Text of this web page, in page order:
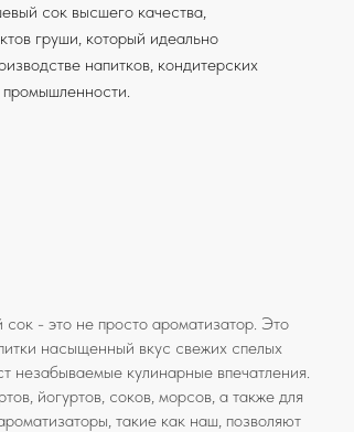
сок высшего качества,
груши, который идеально
напитков, кондитерских
- это не просто ароматизатор. Это
насыщенный вкус свежих спелых
незабываемые кулинарные впечатления.
йогуртов, соков, морсов, а также для
такие как наш, позволяют